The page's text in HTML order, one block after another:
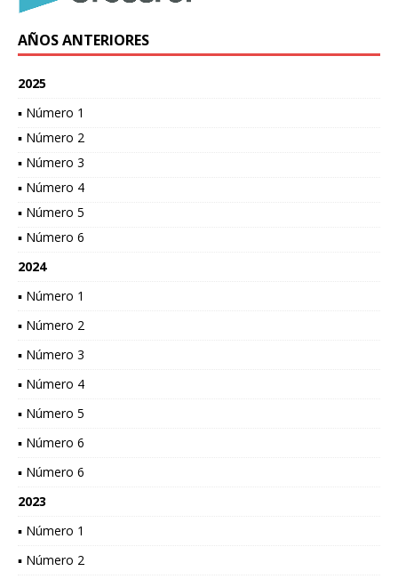
AÑOS ANTERIORES
2025
▪ Número 1
▪ Número 2
▪ Número 3
▪ Número 4
▪ Número 5
▪ Número 6
2024
▪ Número 1
▪ Número 2
▪ Número 3
▪ Número 4
▪ Número 5
▪ Número 6
▪ Número 6
2023
▪ Número 1
▪ Número 2